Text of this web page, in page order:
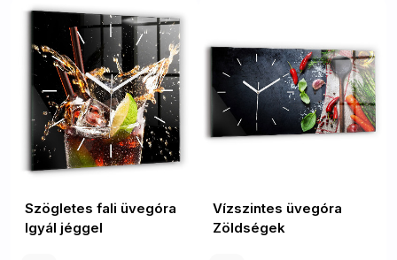
Szögletes fali üvegóra
Igyál jéggel
Vízszintes üvegóra
Zöldségek